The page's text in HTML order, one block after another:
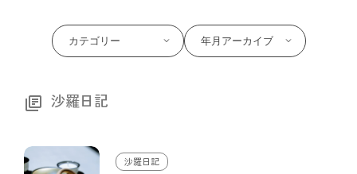
沙羅日記
沙羅日記